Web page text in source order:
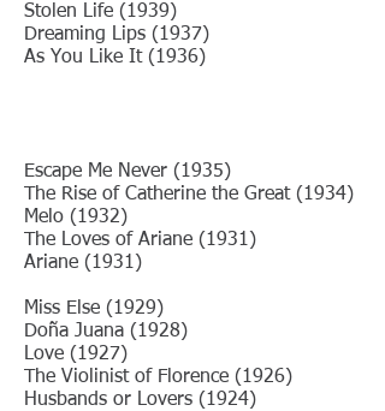
Stolen Life (1939)
Dreaming Lips (1937)
As You Like It (1936)
Escape Me Never (1935)
The Rise of Catherine the Great (1934)
Melo (1932)
The Loves of Ariane (1931)
Ariane (1931)
Miss Else (1929)
Doña Juana (1928)
Love (1927)
The Violinist of Florence (1926)
Husbands or Lovers (1924)